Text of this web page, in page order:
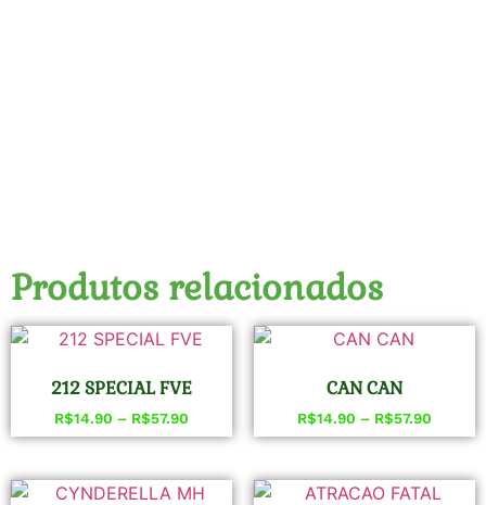
Produtos relacionados
212 SPECIAL FVE
R$14.90 – R$57.90
CAN CAN
R$14.90 – R$57.90